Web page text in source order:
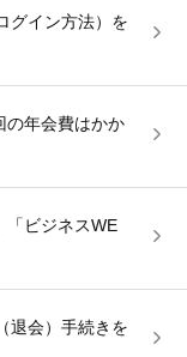
グイン方法）を
の年会費はかか
「ビジネスWE
退会）手続きを